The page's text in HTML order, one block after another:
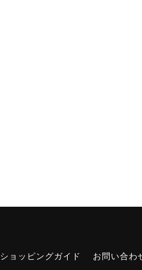
ショッピングガイド お問い合わ